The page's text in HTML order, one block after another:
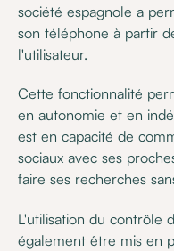
société espagnole a
son téléphone à partir
l'utilisateur.
Cette fonctionnalité
en autonomie et en
est en capacité de
sociaux avec ses
faire ses recherches
L'utilisation du contrôle
également être mis en